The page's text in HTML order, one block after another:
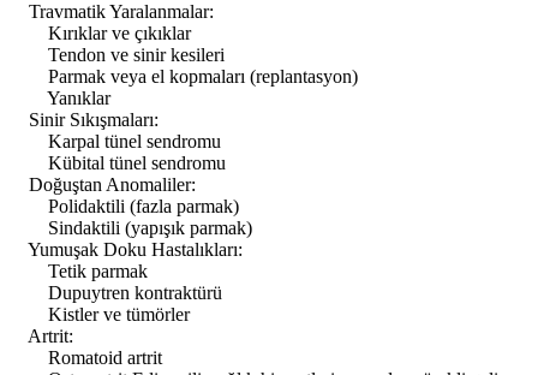
Travmatik Yaralanmalar:
Kırıklar ve çıkıklar
Tendon ve sinir kesileri
Parmak veya el kopmaları (replantasyon)
Yanıklar
Sinir Sıkışmaları:
Karpal tünel sendromu
Kübital tünel sendromu
Doğuştan Anomaliler:
Polidaktili (fazla parmak)
Sindaktili (yapışık parmak)
Yumuşak Doku Hastalıkları:
Tetik parmak
Dupuytren kontraktürü
Kistler ve tümörler
Artrit:
Romatoid artrit